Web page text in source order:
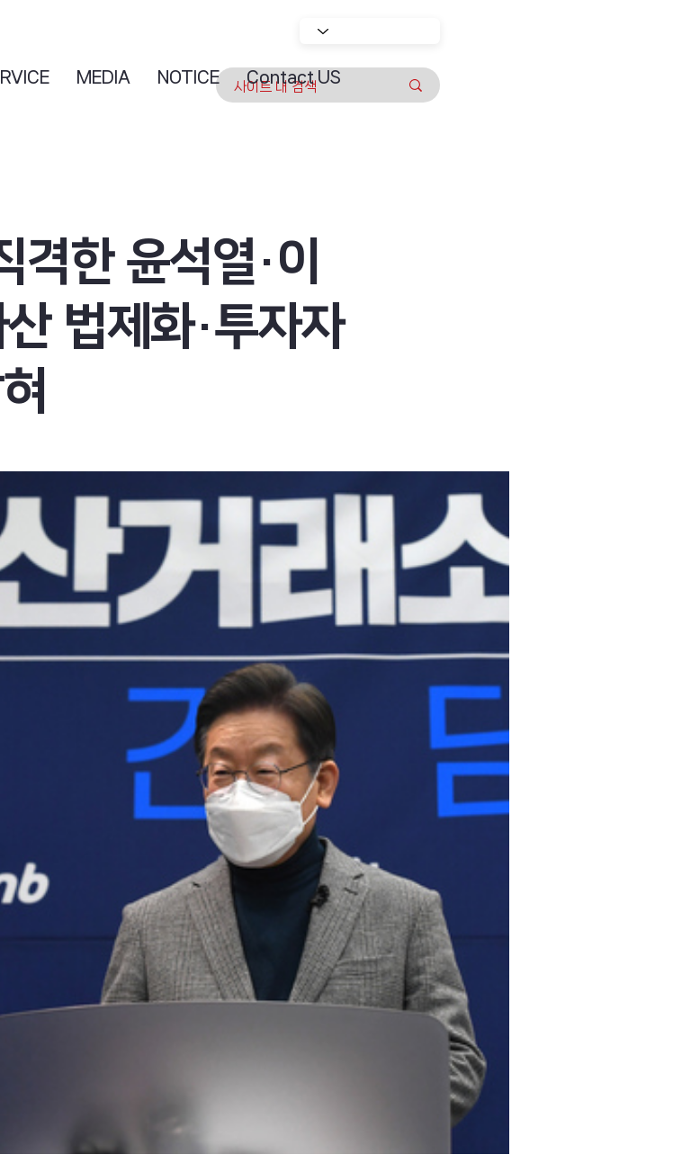
MEDIA NOTICE Contact US
한 윤석열·이
법제화·투자자